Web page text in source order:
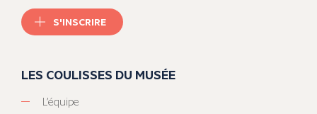
S'INSCRIRE
LES COULISSES DU MUSÉE
L’équipe